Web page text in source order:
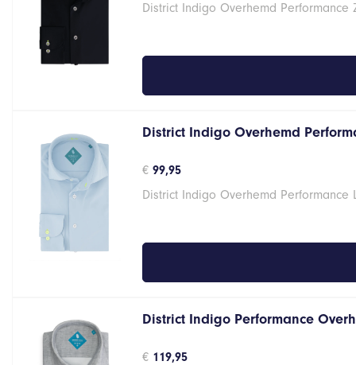
District Indigo Overhemd Performance
District Indigo Overhemd
€ 99,95
District Indigo Overhemd Performance
District Indigo Performance
€ 119,95